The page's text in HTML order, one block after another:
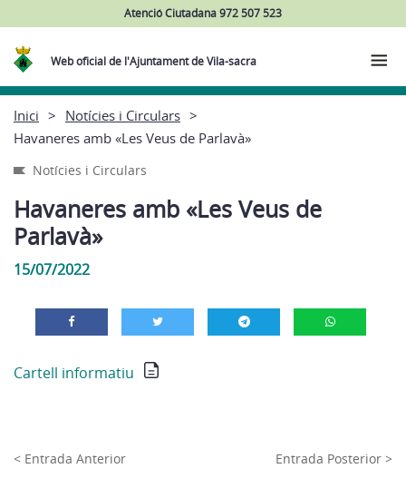
Atenció Ciutadana 972 507 523
Web oficial de l'Ajuntament de Vila-sacra
Inici
Notícies i Circulars
Havaneres amb «Les Veus de Parlavà»
Notícies i Circulars
Havaneres amb «Les Veus de
Parlavà»
15/07/2022
Cartell informatiu
< Entrada Anterior Entrada Posterior >